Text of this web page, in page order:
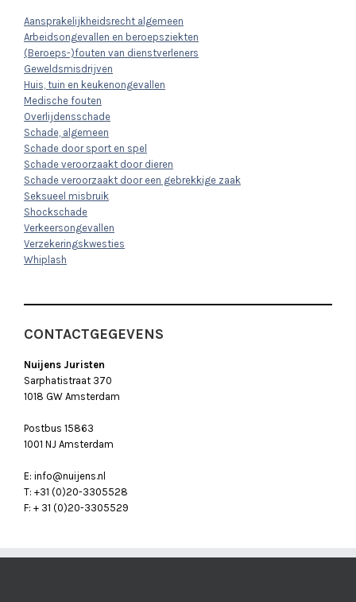
Aansprakelijkheidsrecht algemeen
Arbeidsongevallen en beroepsziekten
(Beroeps-)fouten van dienstverleners
Geweldsmisdrijven
Huis, tuin en keukenongevallen
Medische fouten
Overlijdensschade
Schade, algemeen
Schade door sport en spel
Schade veroorzaakt door dieren
Schade veroorzaakt door een gebrekkige zaak
Seksueel misbruik
Shockschade
Verkeersongevallen
Verzekeringskwesties
Whiplash
CONTACTGEGEVENS
Nuijens Juristen
Sarphatistraat 370
1018 GW Amsterdam
Postbus 15863
1001 NJ Amsterdam
E: info@nuijens.nl
T: +31 (0)20-3305528
F: + 31 (0)20-3305529